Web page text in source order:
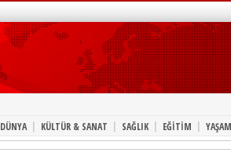
DÜNYA | KÜLTÜR & SANAT | SAĞLIK | EĞİTİM | YAŞAM